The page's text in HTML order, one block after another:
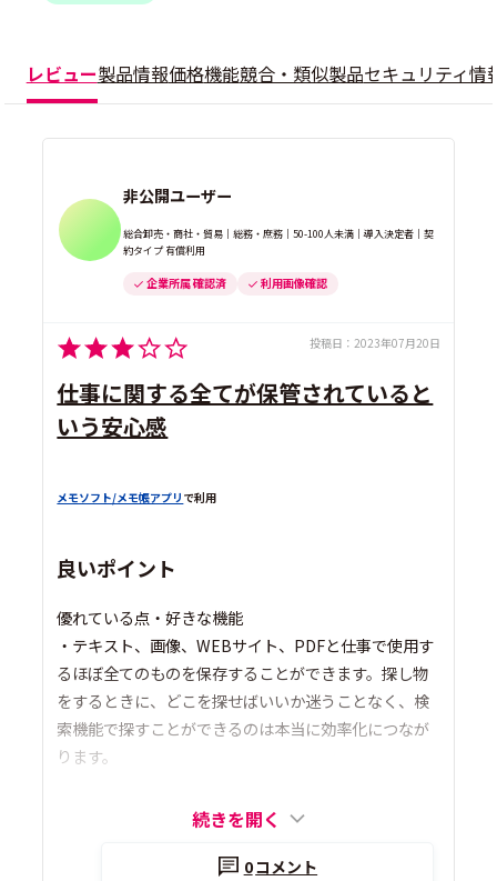
レビュー製品情報価格機能競合・類似製品セキュリティ情
非公開ユーザー
総合卸売・商社・貿易｜総務・庶務｜50-100人未満｜導入決定者｜契
約タイプ 有償利用
企業所属 確認済 利用画像確認
投稿日： 2023年07月20日
仕事に関する全てが保管されていると
いう安心感
メモソフト/メモ帳アプリ で利用
良いポイント
優れている点・好きな機能
・テキスト、画像、WEBサイト、PDFと仕事で使用す
るほぼ全てのものを保存することができます。探し物
をするときに、どこを探せばいいか迷うことなく、検
索機能で探すことができるのは本当に効率化につなが
ります。
続きを開く
0コメント